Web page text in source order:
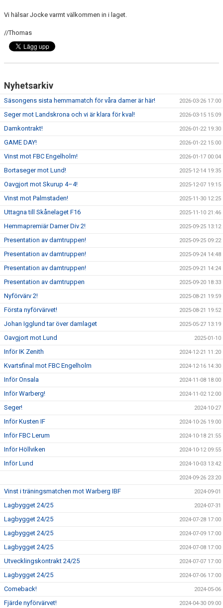
Vi hälsar Jocke varmt välkommen in i laget.
//Thomas
Nyhetsarkiv
Säsongens sista hemmamatch för våra damer är här! 2026-03-26 17:00
Seger mot Landskrona och vi är klara för kval! 2026-03-15 15:09
Damkontrakt! 2026-01-22 19:30
GAME DAY! 2026-01-22 15:00
Vinst mot FBC Engelholm! 2026-01-17 00:04
Bortaseger mot Lund! 2025-12-14 19:35
Oavgjort mot Skurup 4–4! 2025-12-07 19:15
Vinst mot Palmstaden! 2025-11-30 12:25
Uttagna till Skånelaget F16 2025-11-10 21:46
Hemmapremiär Damer Div 2! 2025-09-25 13:12
Presentation av damtruppen! 2025-09-25 09:22
Presentation av damtruppen! 2025-09-24 14:48
Presentation av damtruppen! 2025-09-21 14:24
Presentation av damtruppen 2025-09-20 18:33
Nyförvärv 2! 2025-08-21 19:59
Första nyförvärvet! 2025-08-21 19:52
Johan Igglund tar över damlaget 2025-05-27 13:19
Oavgjort mot Lund 2025-01-10
Inför IK Zenith 2024-12-21 11:20
Kvartsfinal mot FBC Engelholm 2024-12-16 14:30
Inför Onsala 2024-11-08 18:00
Inför Warberg! 2024-11-02 12:00
Seger! 2024-10-27
Inför Kusten IF 2024-10-26 19:00
Inför FBC Lerum 2024-10-18 21:55
Inför Höllviken 2024-10-12 09:55
Inför Lund 2024-10-03 13:42
2024-09-26 23:20
Vinst i träningsmatchen mot Warberg IBF 2024-09-01
Lagbygget 24/25 2024-07-31
Lagbygget 24/25 2024-07-28 17:00
Lagbygget 24/25 2024-07-09 17:00
Lagbygget 24/25 2024-07-08 17:00
Utvecklingskontrakt 24/25 2024-07-07 17:00
Lagbygget 24/25 2024-07-06 17:00
Comeback! 2024-05-06
Fjärde nyförvärvet! 2024-04-30 09:00